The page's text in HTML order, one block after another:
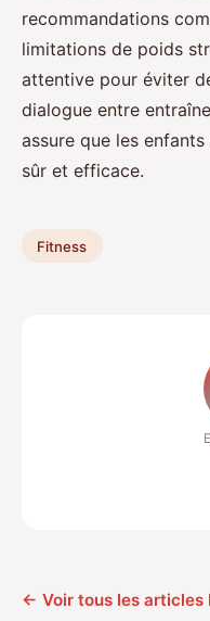
recommandations
limitations de poids
attentive pour éviter
dialogue entre
assure que les
sûr et efficace.
Fitness
← Voir tous les articles